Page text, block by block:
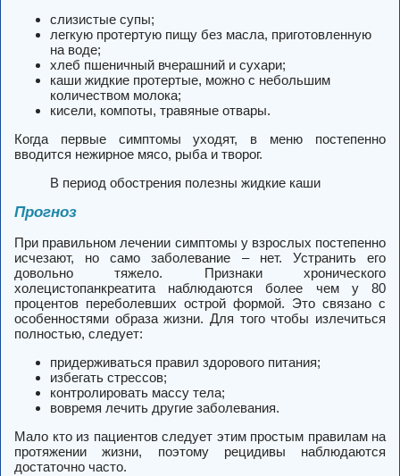
слизистые супы;
легкую протертую пищу без масла, приготовленную
на воде;
хлеб пшеничный вчерашний и сухари;
каши жидкие протертые, можно с небольшим
количеством молока;
кисели, компоты, травяные отвары.
Когда первые симптомы уходят, в меню постепенно
вводится нежирное мясо, рыба и творог.
В период обострения полезны жидкие каши
Прогноз
При правильном лечении симптомы у взрослых постепенно
исчезают, но само заболевание – нет. Устранить его
довольно тяжело. Признаки хронического
холецистопанкреатита наблюдаются более чем у 80
процентов переболевших острой формой. Это связано с
особенностями образа жизни. Для того чтобы излечиться
полностью, следует:
придерживаться правил здорового питания;
избегать стрессов;
контролировать массу тела;
вовремя лечить другие заболевания.
Мало кто из пациентов следует этим простым правилам на
протяжении жизни, поэтому рецидивы наблюдаются
достаточно часто.